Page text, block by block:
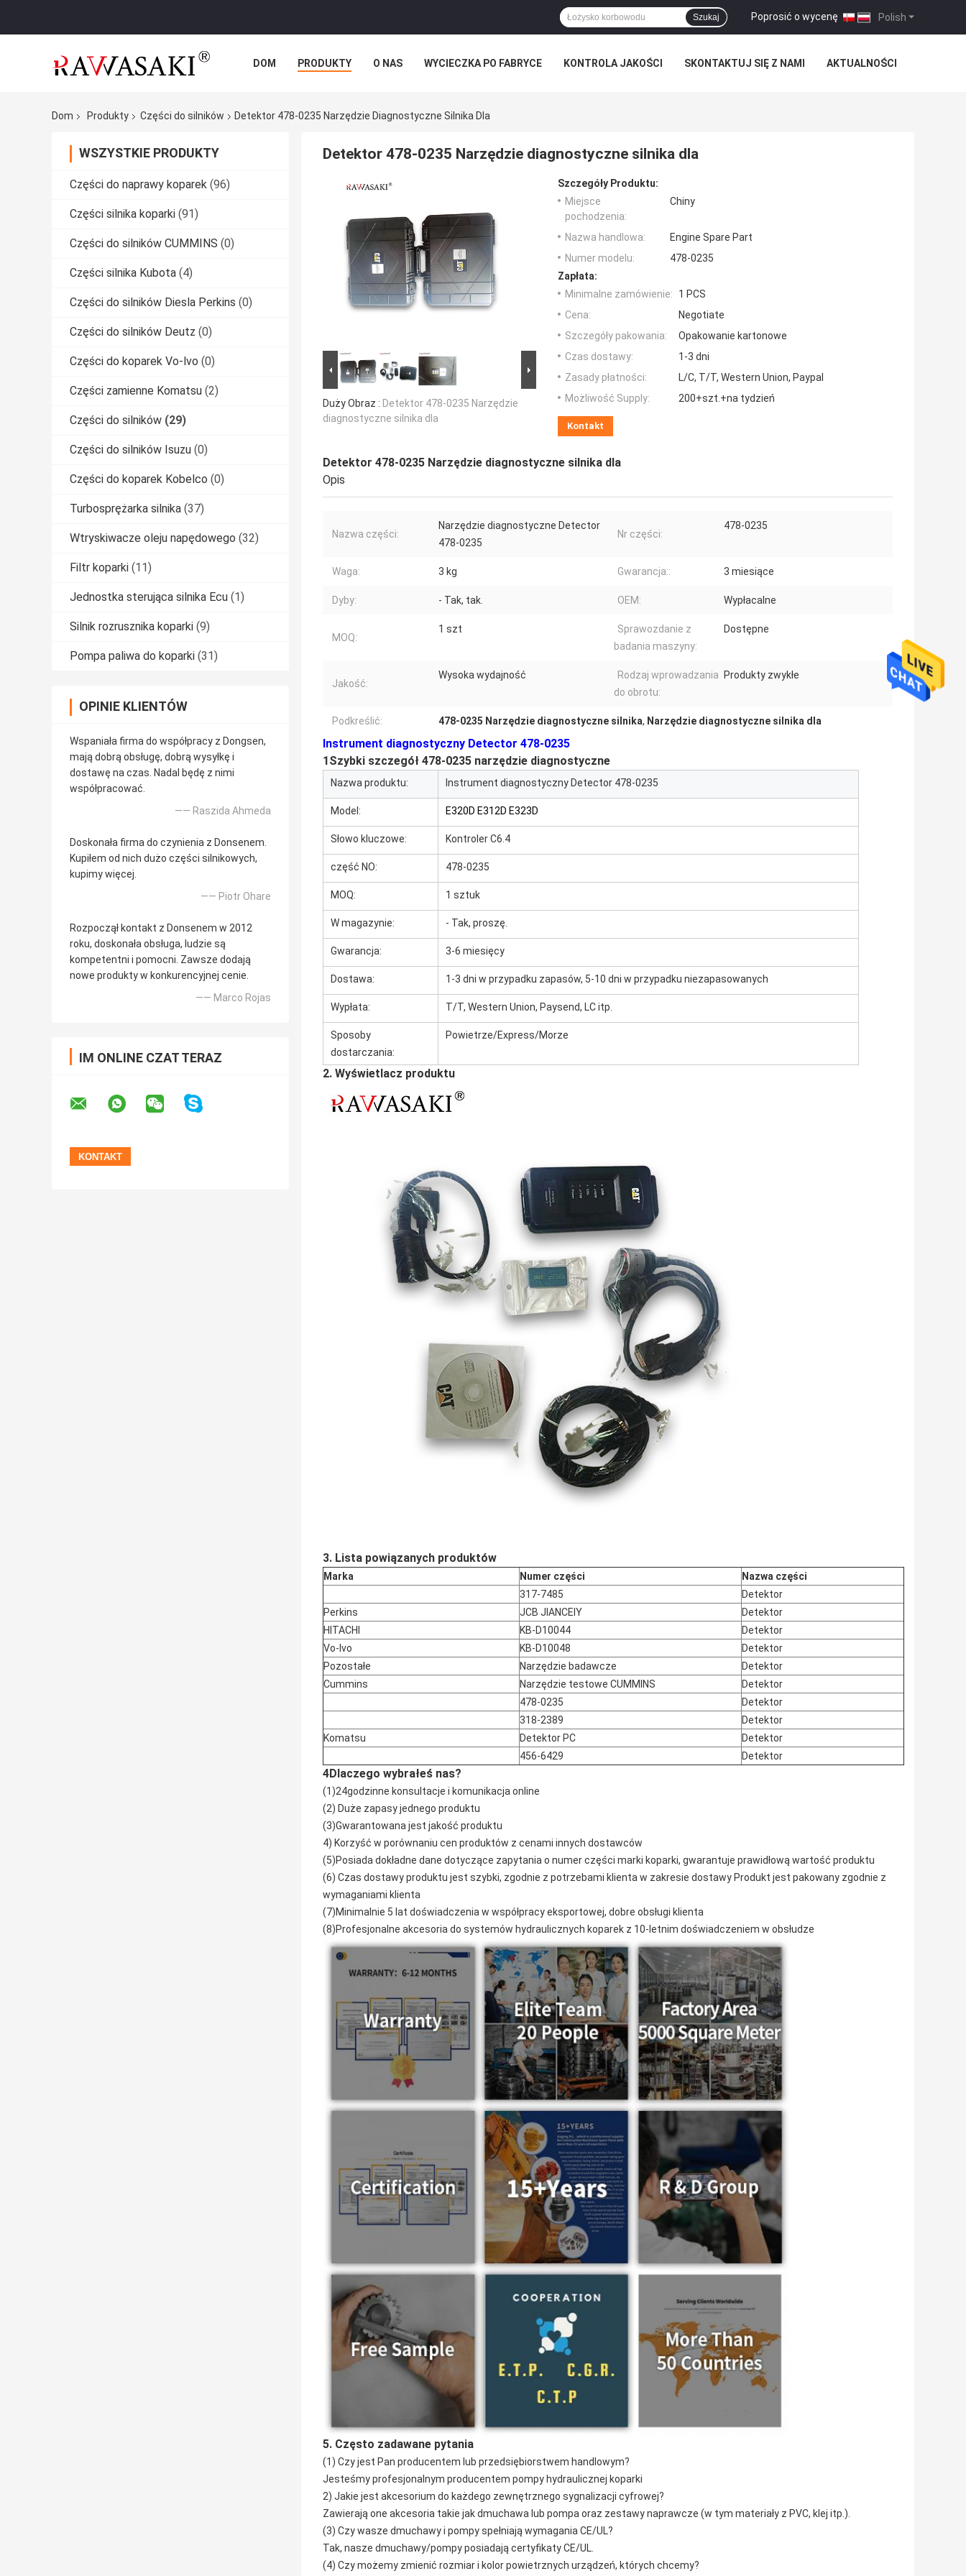
Polish
Poprosić o wycenę |
Szukaj
DOM PRODUKTY O NAS WYCIECZKA PO FABRYCE KONTROLA JAKOŚCI SKONTAKTUJ SIĘ Z NAMI AKTUALNOŚCI
Dom
Produkty Części do silników Detektor 478-0235 Narzędzie Diagnostyczne Silnika Dla
WSZYSTKIE PRODUKTY
Części do naprawy koparek (96)
Części silnika koparki (91)
Części do silników CUMMINS (0)
Części silnika Kubota (4)
Części do silników Diesla Perkins (0)
Części do silników Deutz (0)
Części do koparek Vo-lvo (0)
Części zamienne Komatsu (2)
Części do silników (29)
Części do silników Isuzu (0)
Części do koparek Kobelco (0)
Turbosprężarka silnika (37)
Wtryskiwacze oleju napędowego (32)
Filtr koparki (11)
Jednostka sterująca silnika Ecu (1)
Silnik rozrusznika koparki (9)
Pompa paliwa do koparki (31)
OPINIE KLIENTÓW
Wspaniała firma do współpracy z Dongsen,
mają dobrą obsługę, dobrą wysyłkę i
dostawę na czas. Nadal będę z nimi
współpracować.
—— Raszida Ahmeda
Doskonała firma do czynienia z Donsenem.
Kupiłem od nich dużo części silnikowych,
kupimy więcej.
—— Piotr Ohare
Rozpoczął kontakt z Donsenem w 2012
roku, doskonała obsługa, ludzie są
kompetentni i pomocni. Zawsze dodają
nowe produkty w konkurencyjnej cenie.
—— Marco Rojas
IM ONLINE CZAT TERAZ
Detektor 478-0235 Narzędzie diagnostyczne silnika dla
Duży Obraz : Detektor 478-0235 Narzędzie
diagnostyczne silnika dla
Szczegóły Produktu:
Miejsce
pochodzenia:
Chiny
Nazwa handlowa:
Engine Spare Part
Numer modelu:
478-0235
Zapłata:
Minimalne zamówienie:
1 PCS
Cena:
Negotiate
Szczegóły pakowania:
Opakowanie kartonowe
Czas dostawy:
1-3 dni
Zasady płatności:
L/C, T/T, Western Union, Paypal
Możliwość Supply:
200+szt.+na tydzień
Kontakt
Detektor 478-0235 Narzędzie diagnostyczne silnika dla
Opis
Nazwa części:
Narzędzie diagnostyczne Detector
478-0235
Nr części:
478-0235
Waga: 3 kg Gwarancja:: 3 miesiące
Dyby: - Tak, tak. OEM: Wypłacalne
MOQ:
1 szt
Sprawozdanie z
badania maszyny:
Dostępne
Jakość:
Wysoka wydajność
Rodzaj wprowadzania
do obrotu:
Produkty zwykłe
Podkreślić: 478-0235 Narzędzie diagnostyczne silnika, Narzędzie diagnostyczne silnika dla
Instrument diagnostyczny Detector 478-0235
1Szybki szczegół 478-0235 narzędzie diagnostyczne
Nazwa produktu: Instrument diagnostyczny Detector 478-0235
Model: E320D E312D E323D
Słowo kluczowe: Kontroler C6.4
część NO: 478-0235
MOQ: 1 sztuk
W magazynie: - Tak, proszę.
Gwarancja: 3-6 miesięcy
Dostawa: 1-3 dni w przypadku zapasów, 5-10 dni w przypadku niezapasowanych
Wypłata: T/T, Western Union, Paysend, LC itp.
Sposoby
dostarczania:
Powietrze/Express/Morze
2. Wyświetlacz produktu
3. Lista powiązanych produktów
Marka Numer części
Nazwa części
317-7485
Detektor
Perkins
JCB JIANCEIY
Detektor
HITACHI
KB-D10044
Detektor
Vo-lvo
KB-D10048
Detektor
Pozostałe
Narzędzie badawcze
Detektor
Cummins
Narzędzie testowe CUMMINS
Detektor
478-0235
Detektor
318-2389
Detektor
Komatsu
Detektor PC
Detektor
456-6429
Detektor
4Dlaczego wybrałeś nas?
(1)24godzinne konsultacje i komunikacja online
(2) Duże zapasy jednego produktu
(3)Gwarantowana jest jakość produktu
4) Korzyść w porównaniu cen produktów z cenami innych dostawców
(5)Posiada dokładne dane dotyczące zapytania o numer części marki koparki, gwarantuje prawidłową wartość produktu
(6) Czas dostawy produktu jest szybki, zgodnie z potrzebami klienta w zakresie dostawy Produkt jest pakowany zgodnie z
wymaganiami klienta
(7)Minimalnie 5 lat doświadczenia w współpracy eksportowej, dobre obsługi klienta
(8)Profesjonalne akcesoria do systemów hydraulicznych koparek z 10-letnim doświadczeniem w obsłudze
5. Często zadawane pytania
(1) Czy jest Pan producentem lub przedsiębiorstwem handlowym?
Jesteśmy profesjonalnym producentem pompy hydraulicznej koparki
2) Jakie jest akcesorium do każdego zewnętrznego sygnalizacji cyfrowej?
Zawierają one akcesoria takie jak dmuchawa lub pompa oraz zestawy naprawcze (w tym materiały z PVC, klej itp.).
(3) Czy wasze dmuchawy i pompy spełniają wymagania CE/UL?
Tak, nasze dmuchawy/pompy posiadają certyfikaty CE/UL.
(4) Czy możemy zmienić rozmiar i kolor powietrznych urządzeń, których chcemy?